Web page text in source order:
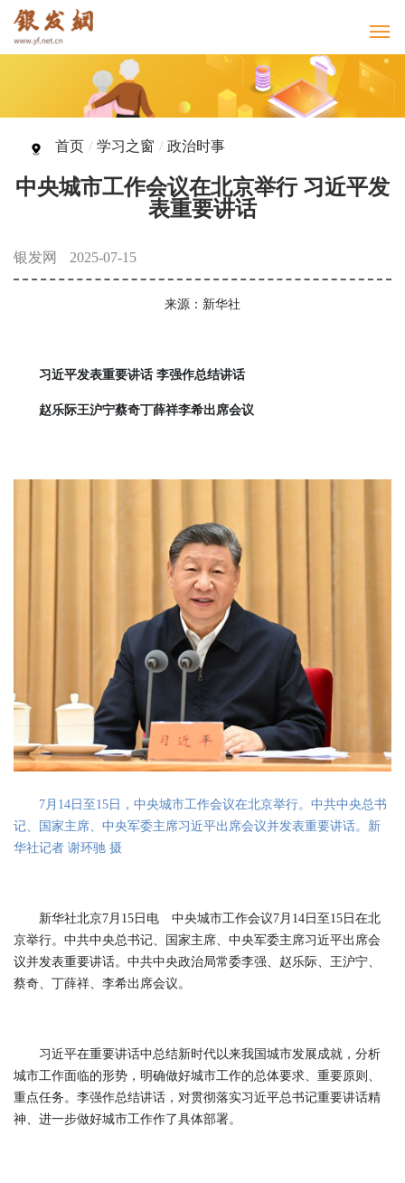
首页 / 学习之窗 / 政治时事
中央城市工作会议在北京举行 习近平发
表重要讲话
银发网 2025-07-15
来源：新华社
习近平发表重要讲话 李强作总结讲话
赵乐际王沪宁蔡奇丁薛祥李希出席会议
7月14日至15日，中央城市工作会议在北京举行。中共中央总书
记、国家主席、中央军委主席习近平出席会议并发表重要讲话。新
华社记者 谢环驰 摄
新华社北京7月15日电 中央城市工作会议7月14日至15日在北
京举行。中共中央总书记、国家主席、中央军委主席习近平出席会
议并发表重要讲话。中共中央政治局常委李强、赵乐际、王沪宁、
蔡奇、丁薛祥、李希出席会议。
习近平在重要讲话中总结新时代以来我国城市发展成就，分析
城市工作面临的形势，明确做好城市工作的总体要求、重要原则、
重点任务。李强作总结讲话，对贯彻落实习近平总书记重要讲话精
神、进一步做好城市工作作了具体部署。